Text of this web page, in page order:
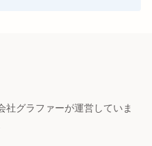
社グラファーが運営していま